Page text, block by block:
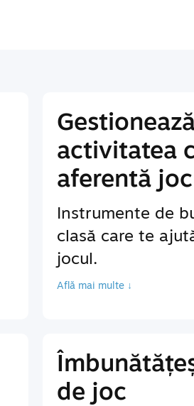
activitatea
aferentă
Instrumente de
clasă care te
jocul.
Află mai multe ↓
de joc